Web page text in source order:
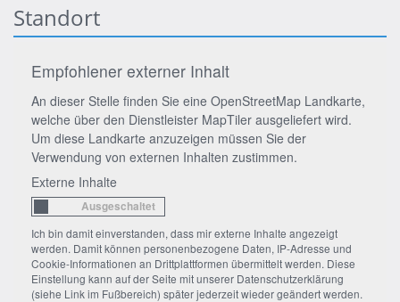
Standort
Empfohlener externer Inhalt
An dieser Stelle finden Sie eine OpenStreetMap Landkarte,
welche über den Dienstleister MapTiler ausgeliefert wird.
Um diese Landkarte anzuzeigen müssen Sie der
Verwendung von externen Inhalten zustimmen.
Externe Inhalte
Ich bin damit einverstanden, dass mir externe Inhalte angezeigt
werden. Damit können personenbezogene Daten, IP-Adresse und
Cookie-Informationen an Drittplattformen übermittelt werden. Diese
Einstellung kann auf der Seite mit unserer Datenschutzerklärung
(siehe Link im Fußbereich) später jederzeit wieder geändert werden.